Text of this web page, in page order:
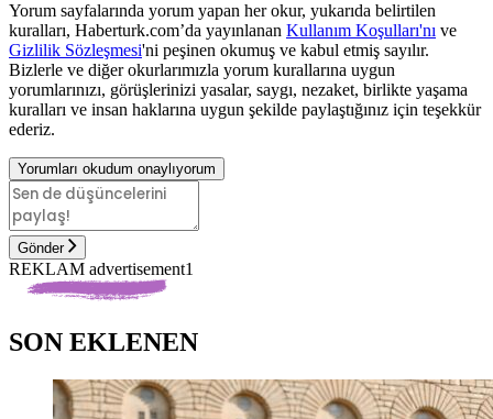
Yorum sayfalarında yorum yapan her okur, yukarıda belirtilen
kuralları, Haberturk.com’da yayınlanan Kullanım Koşulları'nı ve
Gizlilik Sözleşmesi'ni peşinen okumuş ve kabul etmiş sayılır.
Bizlerle ve diğer okurlarımızla yorum kurallarına uygun
yorumlarınızı, görüşlerinizi yasalar, saygı, nezaket, birlikte yaşama
kuralları ve insan haklarına uygun şekilde paylaştığınız için teşekkür
ederiz.
Yorumları okudum onaylıyorum
Gönder
REKLAM advertisement1
SON EKLENEN